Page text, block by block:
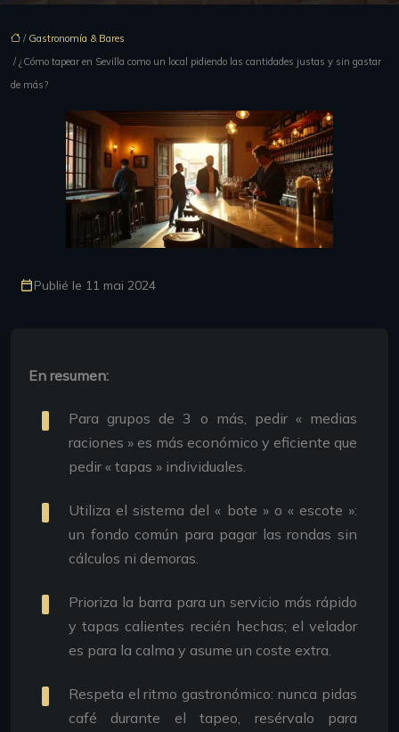
/ Gastronomía & Bares
/ ¿Cómo tapear en Sevilla como un local pidiendo las cantidades justas y sin gastar
de más?
Publié le 11 mai 2024
En resumen:
Para grupos de 3 o más, pedir « medias
raciones » es más económico y eficiente que
pedir « tapas » individuales.
Utiliza el sistema del « bote » o « escote »:
un fondo común para pagar las rondas sin
cálculos ni demoras.
Prioriza la barra para un servicio más rápido
y tapas calientes recién hechas; el velador
es para la calma y asume un coste extra.
Respeta el ritmo gastronómico: nunca pidas
café durante el tapeo, resérvalo para